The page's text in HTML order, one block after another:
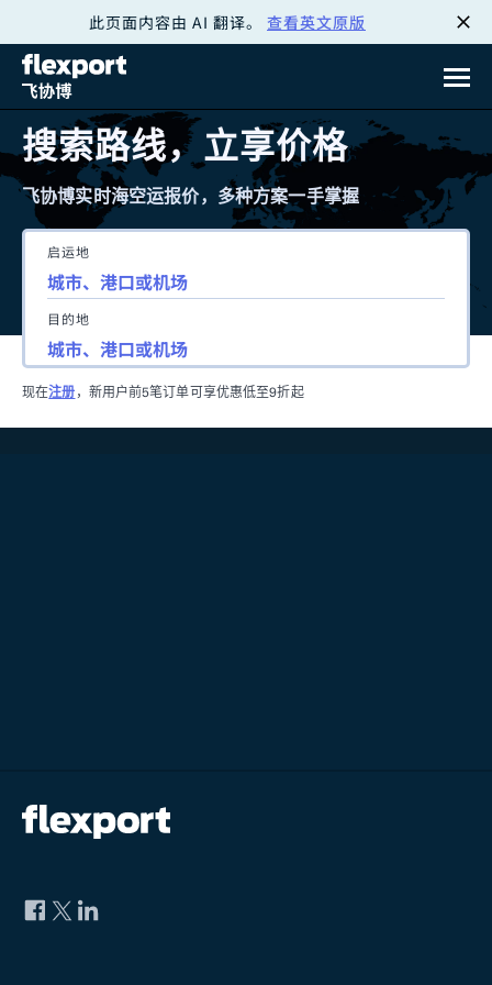
此页面内容由 AI 翻译。 查看英文原版
搜索路线，立享价格
飞协博实时海空运报价，多种方案一手掌握
启运地
目的地
现在注册 ，新用户前5笔订单可享优惠低至9折起